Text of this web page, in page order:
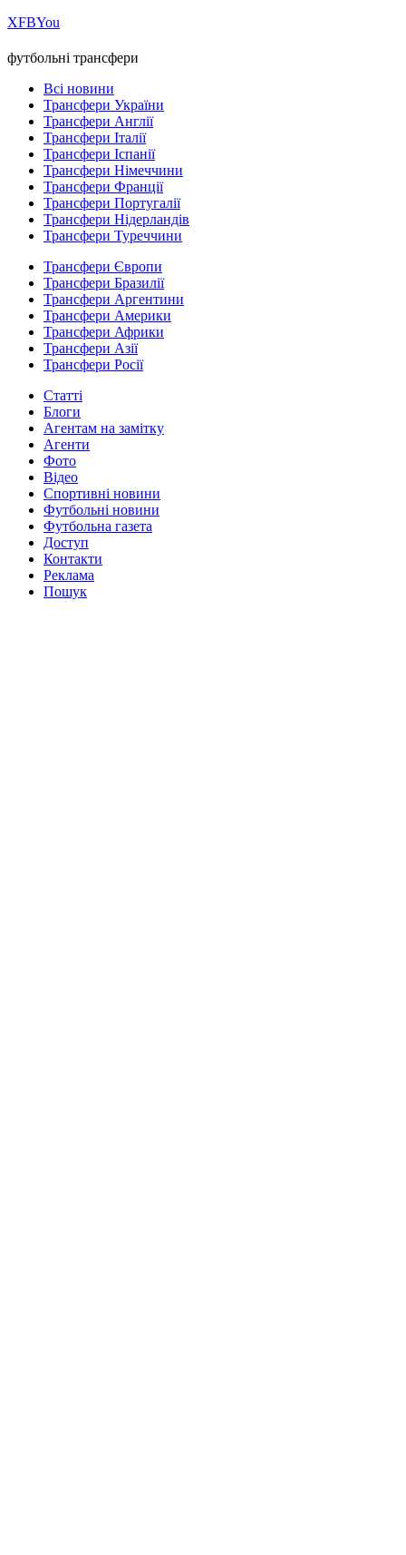
ХFBYou
футбольні трансфери
Всі новини
Трансфери України
Трансфери Англії
Трансфери Італії
Трансфери Іспанії
Трансфери Німеччини
Трансфери Франції
Трансфери Португалії
Трансфери Нідерландів
Трансфери Туреччини
Трансфери Європи
Трансфери Бразилії
Трансфери Аргентини
Трансфери Америки
Трансфери Африки
Трансфери Азії
Трансфери Росії
Статті
Блоги
Агентам на замітку
Агенти
Фото
Відео
Спортивні новини
Футбольні новини
Футбольна газета
Доступ
Контакти
Реклама
Пошук